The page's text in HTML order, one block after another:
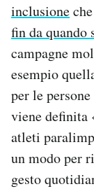
inclusione
fin da quando
campagne
esempio
per le
viene definita
atleti
un modo per
gesto